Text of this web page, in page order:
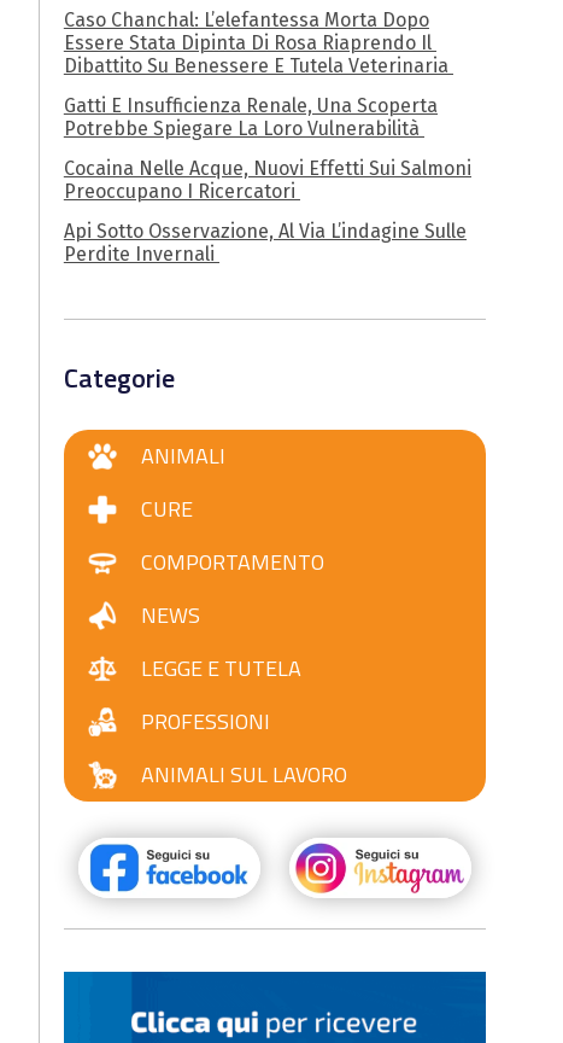
Caso Chanchal: L’elefantessa Morta Dopo
Essere Stata Dipinta Di Rosa Riaprendo Il
Dibattito Su Benessere E Tutela Veterinaria
Gatti E Insufficienza Renale, Una Scoperta
Potrebbe Spiegare La Loro Vulnerabilità
Cocaina Nelle Acque, Nuovi Effetti Sui Salmoni
Preoccupano I Ricercatori
Api Sotto Osservazione, Al Via L’indagine Sulle
Perdite Invernali
Categorie
ANIMALI
CURE
COMPORTAMENTO
NEWS
LEGGE E TUTELA
PROFESSIONI
ANIMALI SUL LAVORO